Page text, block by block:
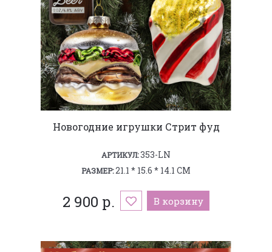
Новогодние игрушки Стрит фуд
АРТИКУЛ:353-LN
РАЗМЕР:21.1 * 15.6 * 14.1 СМ
2 900 р. В корзину